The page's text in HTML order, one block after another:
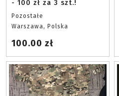
- 100 zł za 3 szt.!
Pozostałe
Warszawa, Polska
100.00 zł